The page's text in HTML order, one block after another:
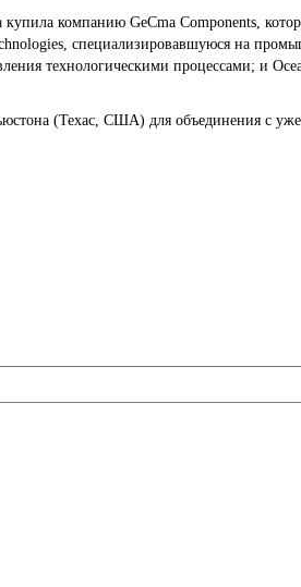
компанию GeCma Components,
специализировавшуюся на
технологическими процессами; и
(Техас, США) для объединения с